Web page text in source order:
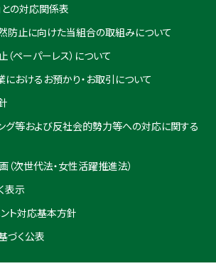
の対応関係表
防止に向けた当組合の取組みについて
ペーパーレス）について
おけるお預かり・お取引について
グ等および反社会的勢力等への対応に関する
次世代法・女性活躍推進法）
表示
ト対応基本方針
づく公表